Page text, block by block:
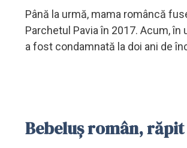
Până la urmă, mama româncă
Parchetul Pavia în 2017. Acum,
a fost condamnată la doi ani de
Bebeluș român,